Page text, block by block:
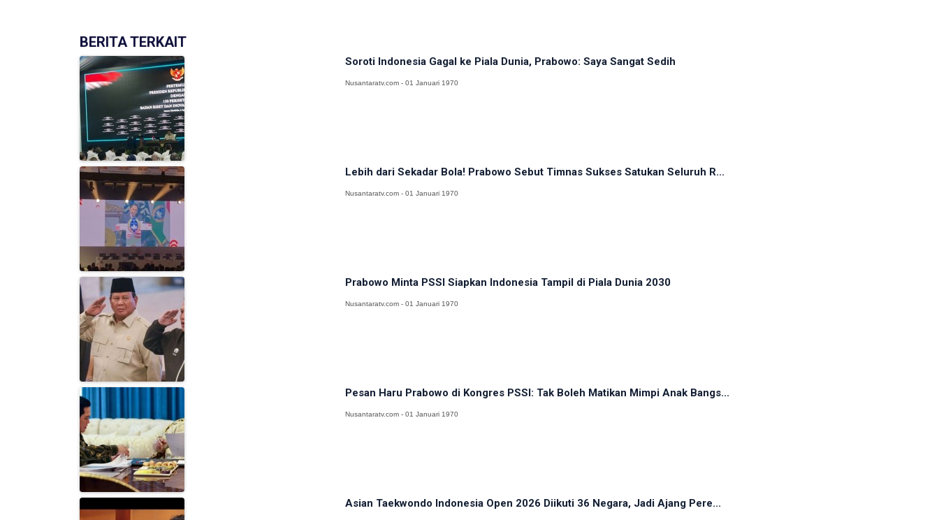
BERITA TERKAIT
Soroti Indonesia Gagal ke Piala Dunia, Prabowo: Saya Sangat Sedih
Nusantaratv.com - 01 Januari 1970
Lebih dari Sekadar Bola! Prabowo Sebut Timnas Sukses Satukan Seluruh R...
Nusantaratv.com - 01 Januari 1970
Prabowo Minta PSSI Siapkan Indonesia Tampil di Piala Dunia 2030
Nusantaratv.com - 01 Januari 1970
Pesan Haru Prabowo di Kongres PSSI: Tak Boleh Matikan Mimpi Anak Bangs...
Nusantaratv.com - 01 Januari 1970
Asian Taekwondo Indonesia Open 2026 Diikuti 36 Negara, Jadi Ajang Pere...